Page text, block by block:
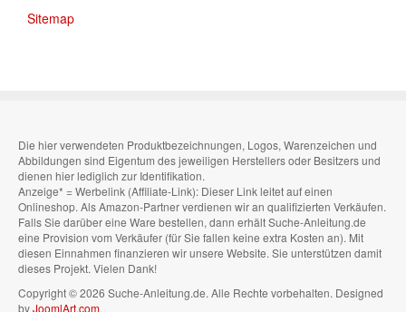
Sitemap
Die hier verwendeten Produktbezeichnungen, Logos, Warenzeichen und
Abbildungen sind Eigentum des jeweiligen Herstellers oder Besitzers und
dienen hier lediglich zur Identifikation.
Anzeige* = Werbelink (Affiliate-Link): Dieser Link leitet auf einen
Onlineshop. Als Amazon-Partner verdienen wir an qualifizierten Verkäufen.
Falls Sie darüber eine Ware bestellen, dann erhält Suche-Anleitung.de
eine Provision vom Verkäufer (für Sie fallen keine extra Kosten an). Mit
diesen Einnahmen finanzieren wir unsere Website. Sie unterstützen damit
dieses Projekt. Vielen Dank!
Copyright © 2026 Suche-Anleitung.de. Alle Rechte vorbehalten. Designed
byJoomlArt.com.